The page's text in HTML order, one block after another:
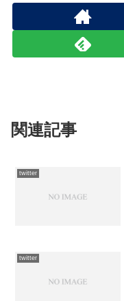
関連記事
twitter
twitter